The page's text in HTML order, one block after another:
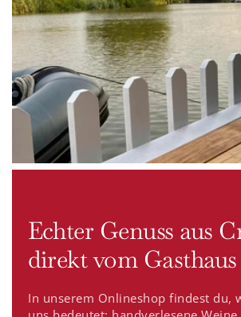
Echter Genuss aus
direkt vom
In unserem Onlineshop findest du,